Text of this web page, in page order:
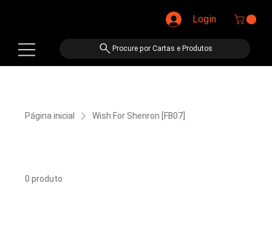
Procure por Cartas e Produtos
Login
Página inicial Wish For Shenron [FB07]
0 produto